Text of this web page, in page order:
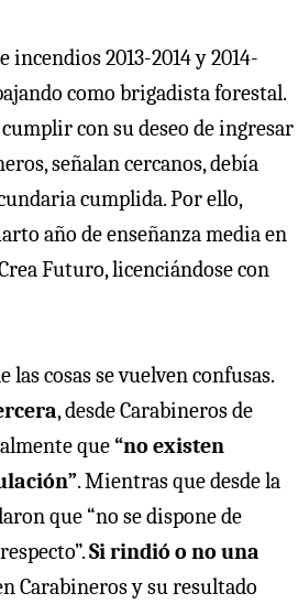
incendios 2013-2014 y 2014-
como brigadista forestal.
cumplir con su deseo de ingresar
señalan cercanos, debía
cumplida. Por ello,
año de enseñanza media en
Futuro, licenciándose con
las cosas se vuelven confusas.
, desde Carabineros de
que“no existen
. Mientras que desde la
que “no se dispone de
Si rindió o no una
Carabineros y su resultado